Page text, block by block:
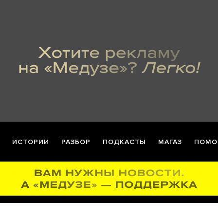
ИСТОРИИ РАЗБОР ПОДКАСТЫ МАГАЗ